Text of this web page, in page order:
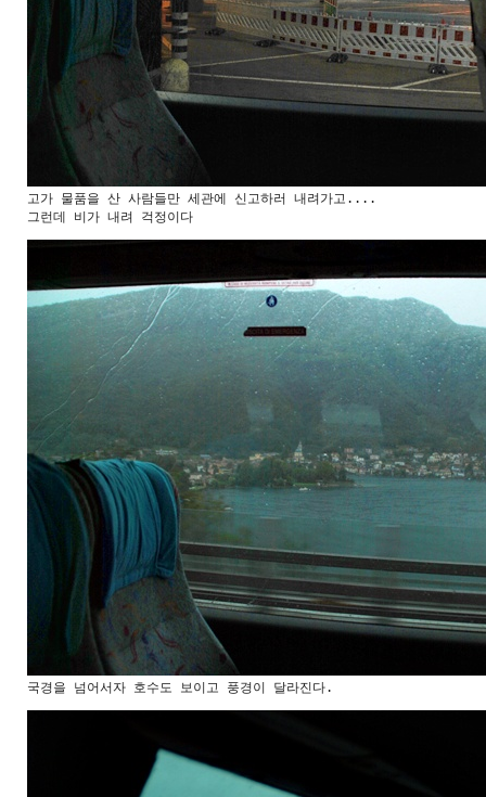
고가 물품을 산 사람들만 세관에 신고하러 내려가고....
그런데 비가 내려 걱정이다
국경을 넘어서자 호수도 보이고 풍경이 달라진다.